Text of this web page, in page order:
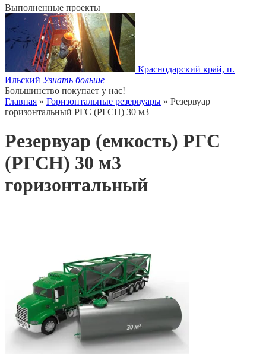
Выполненные проекты
Краснодарский край, п.
Ильский Узнать больше
Большинство покупает у нас!
Главная » Горизонтальные резервуары » Резервуар
горизонтальный РГС (РГСН) 30 м3
Резервуар (емкость) РГС
(РГСН) 30 м3
горизонтальный